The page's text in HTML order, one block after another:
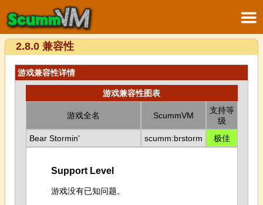
2.8.0 兼容性
游戏兼容性详情
游戏兼容性图表
游戏全名 ScummVM
支持等
级
Bear Stormin'
scumm:brstorm 极佳
Support Level
游戏没有已知问题。